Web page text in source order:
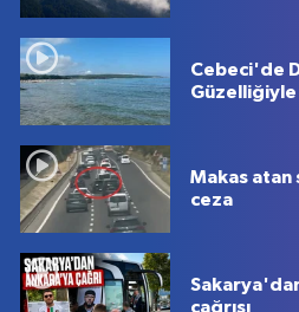
Cebeci'de
Güzelliğiyle
Makas atan
ceza
çağrısı